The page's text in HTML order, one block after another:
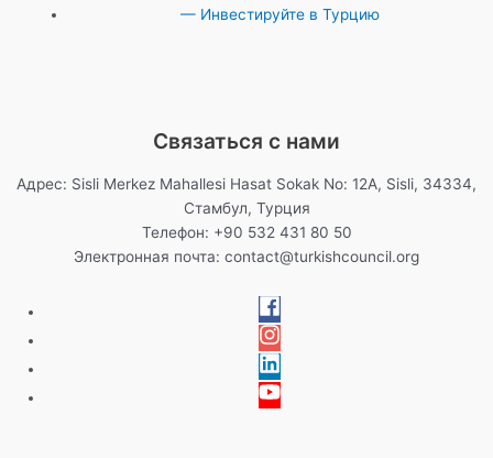
— Инвестируйте в Турцию
Связаться с нами
Адрес: Sisli Merkez Mahallesi Hasat Sokak No: 12A, Sisli, 34334,
Стамбул, Турция
Телефон: +90 532 431 80 50
Электронная почта: contact@turkishcouncil.org